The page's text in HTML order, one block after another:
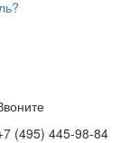
(495) 445-98-84